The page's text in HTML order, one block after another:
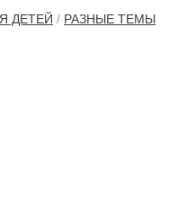
ДЕТЕЙ / РАЗНЫЕ ТЕМЫ